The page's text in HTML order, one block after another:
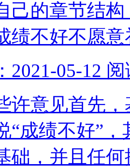
己的章节结
绩不好不愿
2021-05-12 阅
许意见首先
“成绩不好”
础，并且任